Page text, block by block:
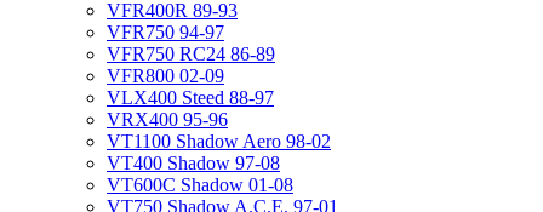
VFR400R 89-93
VFR750 94-97
VFR750 RC24 86-89
VFR800 02-09
VLX400 Steed 88-97
VRX400 95-96
VT1100 Shadow Aero 98-02
VT400 Shadow 97-08
VT600C Shadow 01-08
VT750 Shadow A.C.E. 97-01